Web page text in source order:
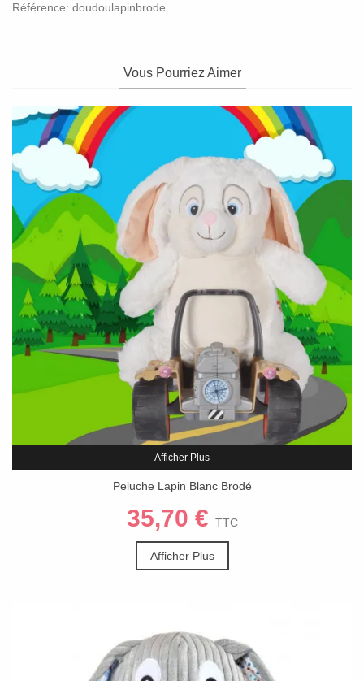
Référence: doudoulapinbrode
Vous Pourriez Aimer
Afficher Plus
Peluche Lapin Blanc Brodé
35,70 € TTC
Afficher Plus